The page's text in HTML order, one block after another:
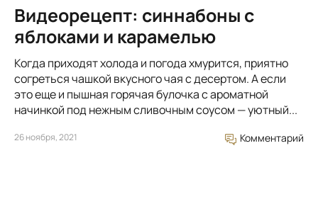
Видеорецепт: синнабоны с
яблоками и карамелью
Когда приходят холода и погода хмурится, приятно
согреться чашкой вкусного чая с десертом. А если
это еще и пышная горячая булочка с ароматной
начинкой под нежным сливочным соусом — уютный...
26 ноября, 2021 Комментарий